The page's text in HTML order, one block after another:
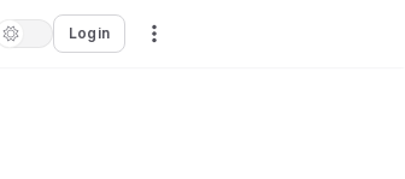
Login